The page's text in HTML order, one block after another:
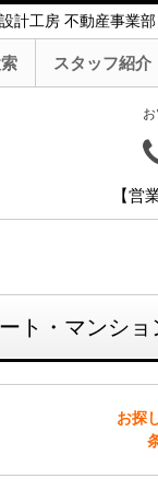
計工房 不動産事業
スタッフ紹介
【営
ト・マンショ
お探